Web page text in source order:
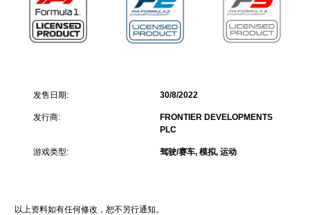
发售日期: 30/8/2022
发行商:
FRONTIER DEVELOPMENTS
PLC
游戏类型: 驾驶/赛车, 模拟, 运动
以上资料如有任何修改，恕不另行通知。